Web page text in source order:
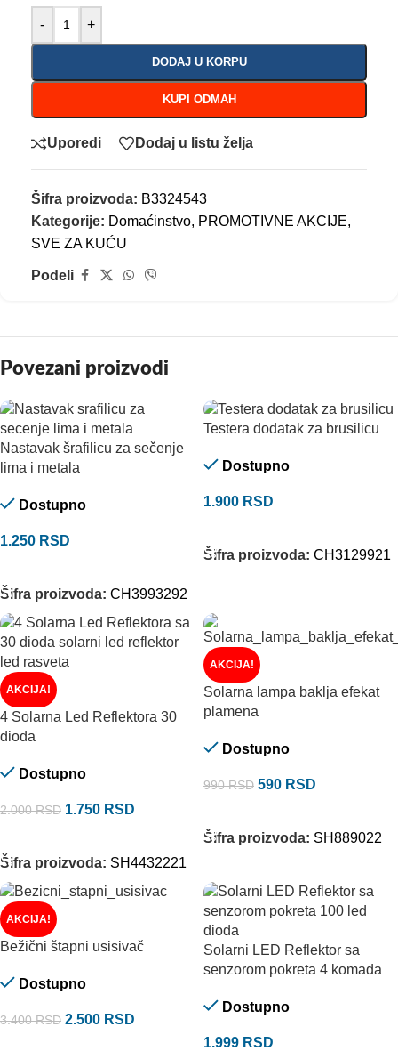
- +
DODAJ U KORPU
KUPI ODMAH
Uporedi Dodaj u listu želja
Šifra proizvoda: B3324543
Kategorije: Domaćinstvo, PROMOTIVNE AKCIJE,
SVE ZA KUĆU
Podeli
Povezani proizvodi
Nastavak šrafilicu za sečenje
lima i metala
Dostupno
1.250 RSD
Šifra proizvoda: CH3993292
Testera dodatak za brusilicu
Dostupno
1.900 RSD
Šifra proizvoda: CH3129921
AKCIJA!
4 Solarna Led Reflektora 30
dioda
Dostupno
2.000RSD 1.750 RSD
Šifra proizvoda: SH4432221
AKCIJA!
Solarna lampa baklja efekat
plamena
Dostupno
990RSD 590 RSD
Šifra proizvoda: SH889022
AKCIJA!
Bežični štapni usisivač
Dostupno
3.400RSD 2.500 RSD
Solarni LED Reflektor sa
senzorom pokreta 4 komada
Dostupno
1.999 RSD